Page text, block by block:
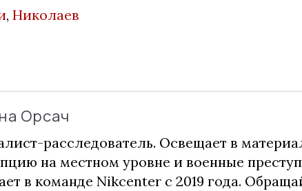
, Николаев
Орсач
расследователь. Освещает в
на местном уровне и военные
в команде Nikcenter с 2019 года.